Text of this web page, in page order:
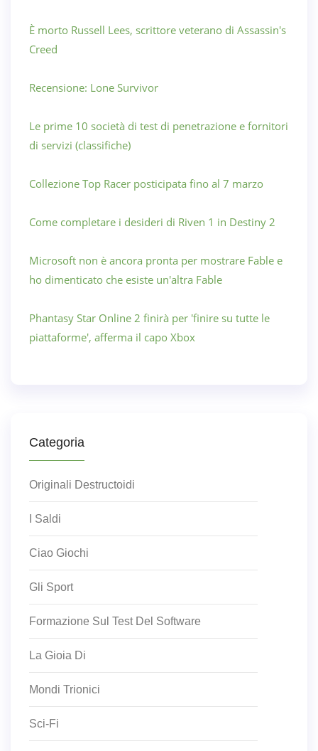
È morto Russell Lees, scrittore veterano di Assassin's
Creed
Recensione: Lone Survivor
Le prime 10 società di test di penetrazione e fornitori
di servizi (classifiche)
Collezione Top Racer posticipata fino al 7 marzo
Come completare i desideri di Riven 1 in Destiny 2
Microsoft non è ancora pronta per mostrare Fable e
ho dimenticato che esiste un'altra Fable
Phantasy Star Online 2 finirà per 'finire su tutte le
piattaforme', afferma il capo Xbox
Categoria
Originali Destructoidi
I Saldi
Ciao Giochi
Gli Sport
Formazione Sul Test Del Software
La Gioia Di
Mondi Trionici
Sci-Fi